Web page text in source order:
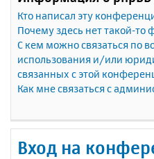
Кто написал эту
Почему здесь нет такой-то
С кем можно связаться по
использования и/или
связанных с этой
Как мне связаться с
Вход на